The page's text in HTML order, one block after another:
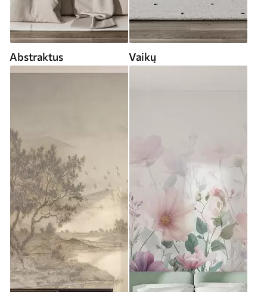
Abstraktus Vaikų